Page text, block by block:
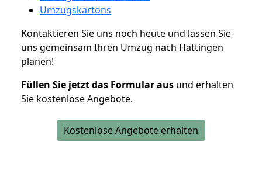
Umzugskartons
Kontaktieren Sie uns noch heute und lassen Sie
uns gemeinsam Ihren Umzug nach Hattingen
planen!
Füllen Sie jetzt das Formular aus und erhalten
Sie kostenlose Angebote.
Kostenlose Angebote erhalten